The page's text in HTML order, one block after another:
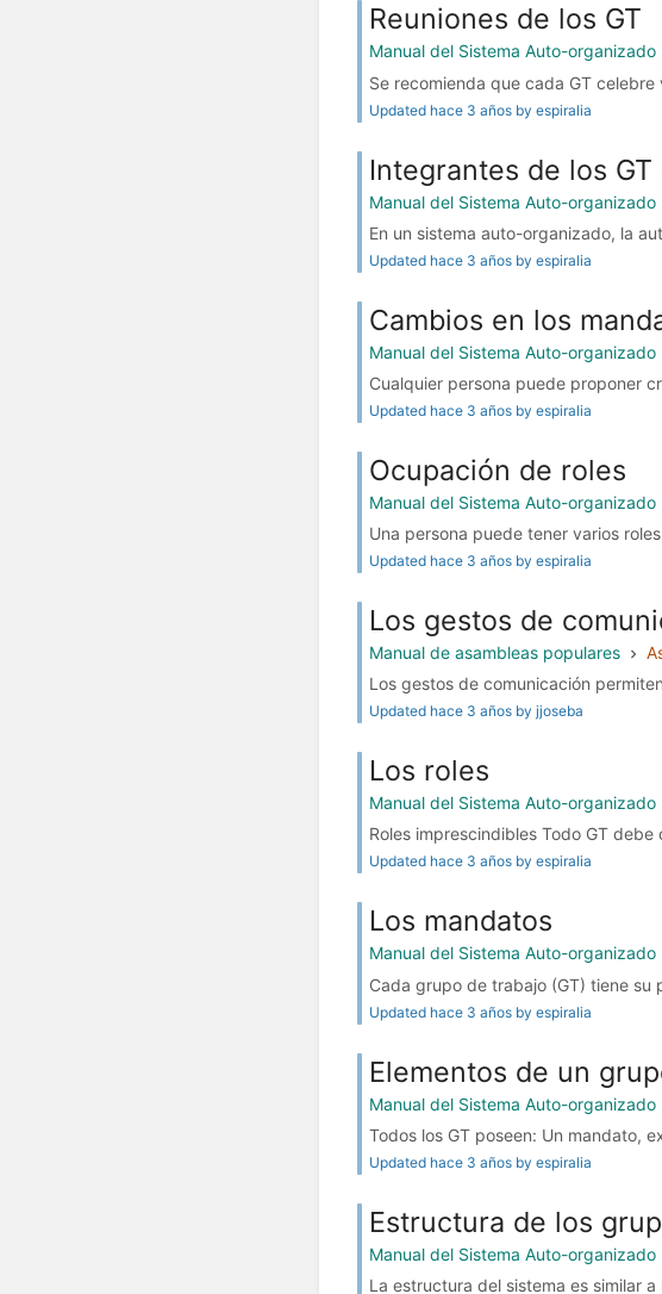
Reuniones de los GT
Manual del Sistema Auto-organizado
Se recomienda que cada GT
Updated hace 3 años by espiralia
Integrantes de los
Manual del Sistema Auto-organizado
En un sistema auto-organizado, la
Updated hace 3 años by espiralia
Cambios en los
Manual del Sistema Auto-organizado
Cualquier persona puede proponer
Updated hace 3 años by espiralia
Ocupación de roles
Manual del Sistema Auto-organizado
Una persona puede tener varios
Updated hace 3 años by espiralia
Los gestos de
Manual de asambleas populares
Los gestos de comunicación
Updated hace 3 años by jjoseba
Los roles
Manual del Sistema Auto-organizado
Roles imprescindibles Todo GT
Updated hace 3 años by espiralia
Los mandatos
Manual del Sistema Auto-organizado
Cada grupo de trabajo (GT) tiene su
Updated hace 3 años by espiralia
Elementos de un
Manual del Sistema Auto-organizado
Todos los GT poseen: Un mandato,
Updated hace 3 años by espiralia
Estructura de los
Manual del Sistema Auto-organizado
La estructura del sistema es similar